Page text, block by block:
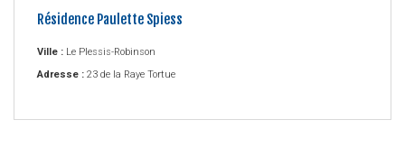
Résidence Paulette Spiess
Ville : Le Plessis-Robinson
Adresse : 23 de la Raye Tortue